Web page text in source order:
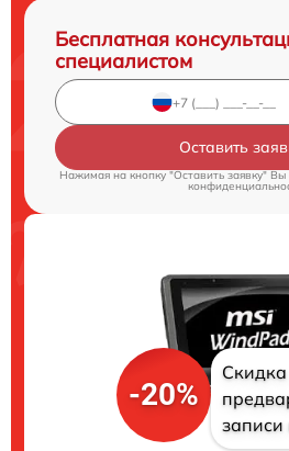
Бесплатная
специалистом
Оставить
Нажимая на кнопку "Оставить заявку"
-20%
записи